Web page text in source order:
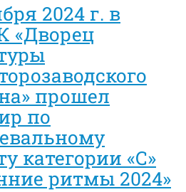
2024 г. в
«Дворец
прошел
по
категории «С»
ритмы 2024»